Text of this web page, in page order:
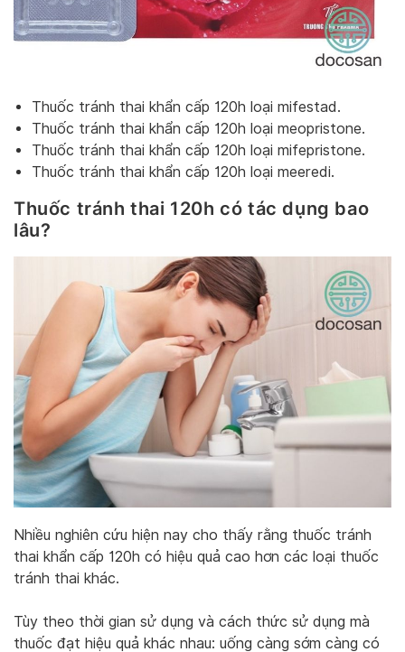
Thuốc tránh thai khẩn cấp 120h loại mifestad.
Thuốc tránh thai khẩn cấp 120h loại meopristone.
Thuốc tránh thai khẩn cấp 120h loại mifepristone.
Thuốc tránh thai khẩn cấp 120h loại meeredi.
Thuốc tránh thai 120h có tác dụng bao
lâu?
Nhiều nghiên cứu hiện nay cho thấy rằng thuốc tránh
thai khẩn cấp 120h có hiệu quả cao hơn các loại thuốc
tránh thai khác.
Tùy theo thời gian sử dụng và cách thức sử dụng mà
thuốc đạt hiệu quả khác nhau: uống càng sớm càng có